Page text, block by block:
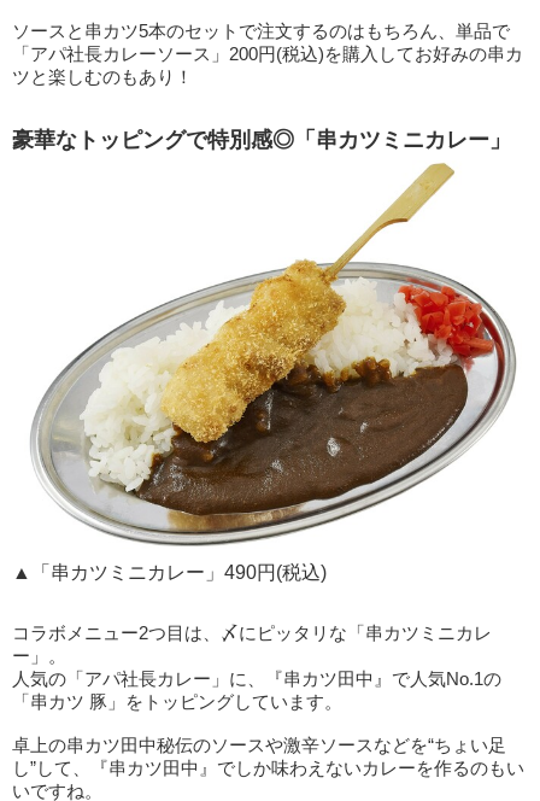
ソースと串カツ5本のセットで注文するのはもちろん、単品で
「アパ社長カレーソース」200円(税込)を購入してお好みの串カ
ツと楽しむのもあり！
豪華なトッピングで特別感◎「串カツミニカレー」
▲「串カツミニカレー」490円(税込)
コラボメニュー2つ目は、〆にピッタリな「串カツミニカレ
ー」。
人気の「アパ社長カレー」に、『串カツ田中』で人気No.1の
「串カツ 豚」をトッピングしています。
卓上の串カツ田中秘伝のソースや激辛ソースなどを“ちょい足
し”して、『串カツ田中』でしか味わえないカレーを作るのもい
いですね。